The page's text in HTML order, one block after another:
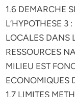
1.6 DEMARCHE
L’HYPOTHESE 3
LOCALES DANS
RESSOURCES
MILIEU EST
ECONOMIQUES
1.7 LIMITES